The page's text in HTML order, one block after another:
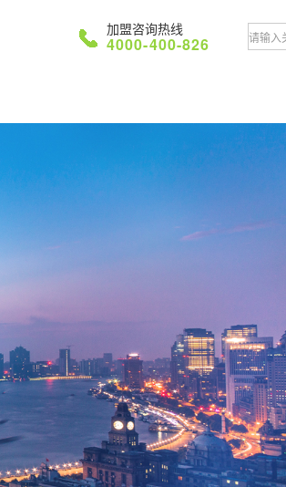
加盟咨询热线
4000-400-826